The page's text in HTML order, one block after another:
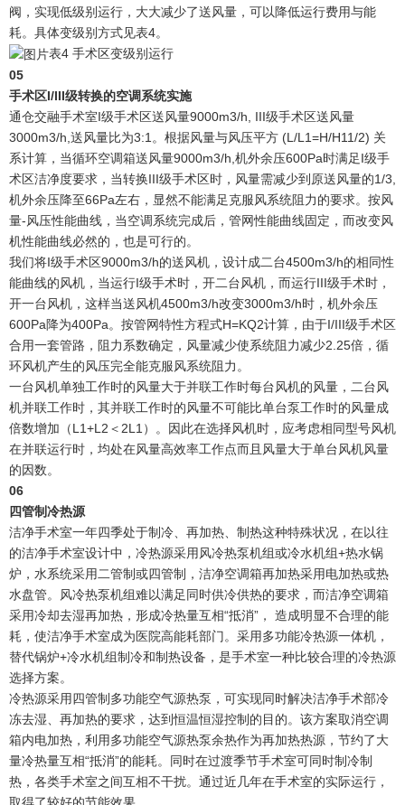
阀，实现低级别运行，大大减少了送风量，可以降低运行费用与能
耗。具体变级别方式见表4。
表4 手术区变级别运行
05
手术区I/III级转换的空调系统实施
通仓交融手术室I级手术区送风量9000m3/h, III级手术区送风量
3000m3/h,送风量比为3:1。根据风量与风压平方 (L/L1=H/H11/2) 关
系计算，当循环空调箱送风量9000m3/h,机外余压600Pa时满足I级手
术区洁净度要求，当转换III级手术区时，风量需减少到原送风量的1/3,
机外余压降至66Pa左右，显然不能满足克服风系统阻力的要求。按风
量-风压性能曲线，当空调系统完成后，管网性能曲线固定，而改变风
机性能曲线必然的，也是可行的。
我们将I级手术区9000m3/h的送风机，设计成二台4500m3/h的相同性
能曲线的风机，当运行I级手术时，开二台风机，而运行III级手术时，
开一台风机，这样当送风机4500m3/h改变3000m3/h时，机外余压
600Pa降为400Pa。按管网特性方程式H=KQ2计算，由于I/III级手术区
合用一套管路，阻力系数确定，风量减少使系统阻力减少2.25倍，循
环风机产生的风压完全能克服风系统阻力。
一台风机单独工作时的风量大于并联工作时每台风机的风量，二台风
机并联工作时，其并联工作时的风量不可能比单台泵工作时的风量成
倍数增加（L1+L2＜2L1）。因此在选择风机时，应考虑相同型号风机
在并联运行时，均处在风量高效率工作点而且风量大于单台风机风量
的因数。
06
四管制冷热源
洁净手术室一年四季处于制冷、再加热、制热这种特殊状况，在以往
的洁净手术室设计中，冷热源采用风冷热泵机组或冷水机组+热水锅
炉，水系统采用二管制或四管制，洁净空调箱再加热采用电加热或热
水盘管。风冷热泵机组难以满足同时供冷供热的要求，而洁净空调箱
采用冷却去湿再加热，形成冷热量互相“抵消”， 造成明显不合理的能
耗，使洁净手术室成为医院高能耗部门。采用多功能冷热源一体机，
替代锅炉+冷水机组制冷和制热设备，是手术室一种比较合理的冷热源
选择方案。
冷热源采用四管制多功能空气源热泵，可实现同时解决洁净手术部冷
冻去湿、再加热的要求，达到恒温恒湿控制的目的。该方案取消空调
箱内电加热，利用多功能空气源热泵余热作为再加热热源，节约了大
量冷热量互相“抵消”的能耗。同时在过渡季节手术室可同时制冷制
热，各类手术室之间互相不干扰。通过近几年在手术室的实际运行，